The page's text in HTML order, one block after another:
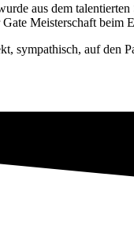
aus dem
Meisterschaft
sympathisch, auf den